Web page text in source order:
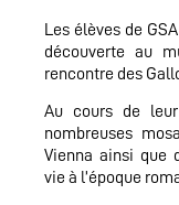
Les élèves de
découverte au
rencontre des
Au cours de
nombreuses
Vienna ainsi que
vie à l’époque